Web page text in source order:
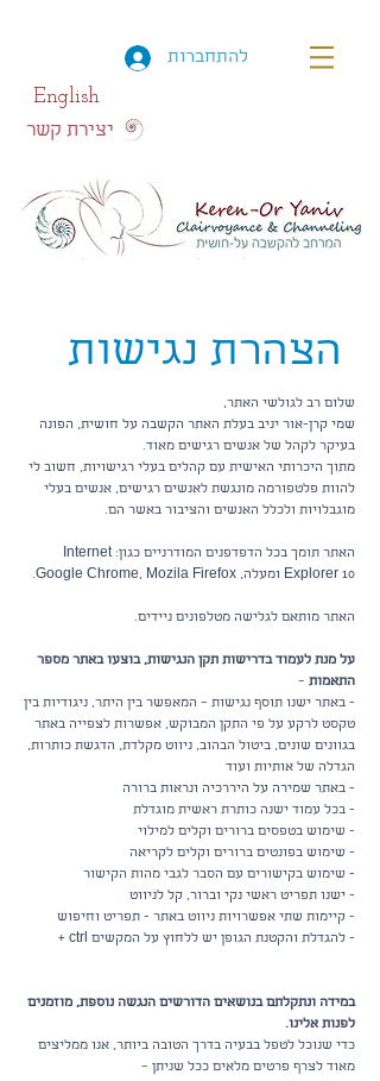
להתחברות
English
יצירת קשר
הצהרת נגישות
שלום רב לגולשי האתר,
שמי קרן-אור יניב בעלת האתר הקשבה על חושית, הפונה
בעיקר לקהל של אנשים רגישים מאוד.
מתוך היכרותי האישית עם קהלים בעלי רגישויות, חשוב לי
להוות פלטפורמה מונגשת לאנשים רגישים, אנשים בעלי
מוגבלויות ולכלל האנשים והציבור באשר הם.
האתר תומך בכל הדפדפנים המודרניים כגון: Internet
Explorer 10 ומעלה, Google Chrome, Mozila Firefox.
האתר מותאם לגלישה מטלפונים ניידים.
על מנת לעמוד בדרישות תקן הנגישות, בוצעו באתר מספר
התאמות –
- באתר ישנו תוסף נגישות – המאפשר בין היתר, ניגודיות בין
טקסט לרקע על פי התקן המבוקש, אפשרות לצפייה באתר
בגוונים שונים, ביטול הבהוב, ניווט מקלדת, הדגשת כותרות,
הגדלה של אותיות ועוד
- באתר שמירה על היררכיה ונראות ברורה
- בכל עמוד ישנה כותרת ראשית מוגדלת
- שימוש בטפסים ברורים וקלים למילוי
- שימוש בפונטים ברורים וקלים לקריאה
- שימוש בקישורים עם הסבר לגבי מהות הקישור
- ישנו תפריט ראשי נקי וברור, קל לניווט
- קיימות שתי אפשרויות ניווט באתר - תפריט וחיפוש
- להגדלת והקטנת הגופן יש ללחוץ על המקשים ctrl +
במידה ונתקלתם בנושאים הדורשים הנגשה נוספת, מוזמנים
לפנות אלינו.
כדי שנוכל לטפל בבעיה בדרך הטובה ביותר, אנו ממליצים
מאוד לצרף פרטים מלאים ככל שניתן –